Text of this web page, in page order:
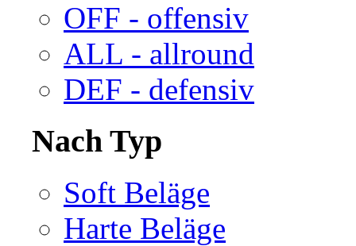
OFF - offensiv
ALL - allround
DEF - defensiv
Nach Typ
Soft Beläge
Harte Beläge